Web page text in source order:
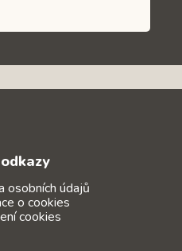
osobních údajů
o cookies
cookies